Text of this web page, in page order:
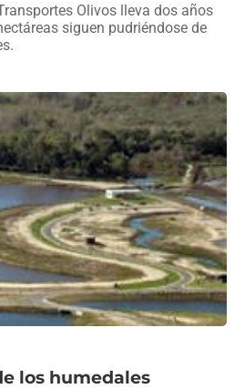
Olivos lleva dos años
siguen pudriéndose de
los humedales